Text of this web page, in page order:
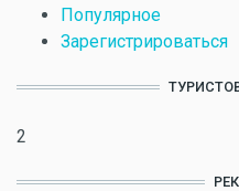
Популярное
Зарегистрироваться
2